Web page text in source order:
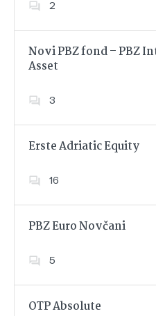
2
Novi PBZ fond – PBZ
Asset
3
Erste Adriatic Equity
16
PBZ Euro Novčani
5
OTP Absolute